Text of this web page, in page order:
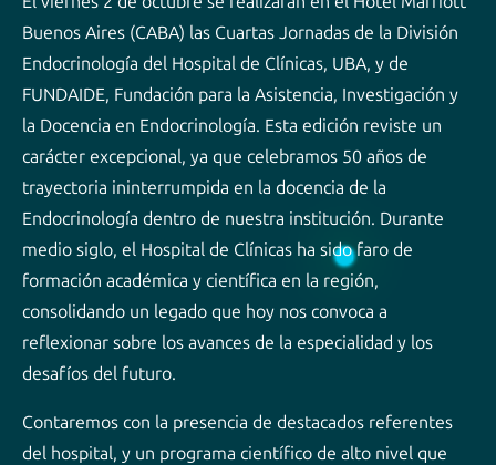
Buenos Aires (CABA) las Cuartas Jornadas de la División
Endocrinología del Hospital de Clínicas, UBA, y de
FUNDAIDE, Fundación para la Asistencia, Investigación y
la Docencia en Endocrinología. Esta edición reviste un
carácter excepcional, ya que celebramos 50 años de
trayectoria ininterrumpida en la docencia de la
Endocrinología dentro de nuestra institución. Durante
medio siglo, el Hospital de Clínicas ha sido faro de
formación académica y científica en la región,
consolidando un legado que hoy nos convoca a
reflexionar sobre los avances de la especialidad y los
desafíos del futuro.
Contaremos con la presencia de destacados referentes
del hospital, y un programa científico de alto nivel que